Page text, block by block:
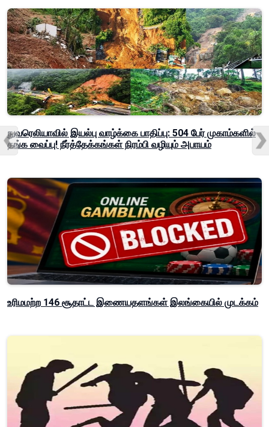
நுவரெலியாவில் இயல்பு வாழ்க்கை பாதிப்பு: 504 பேர் முகாம்களில்
தங்க வைப்பு! நீர்த்தேக்கங்கள் நிரம்பி வழியும் அபாயம்
உரிமமற்ற 146 சூதாட்ட இணையதளங்கள் இலங்கையில் முடக்கம்